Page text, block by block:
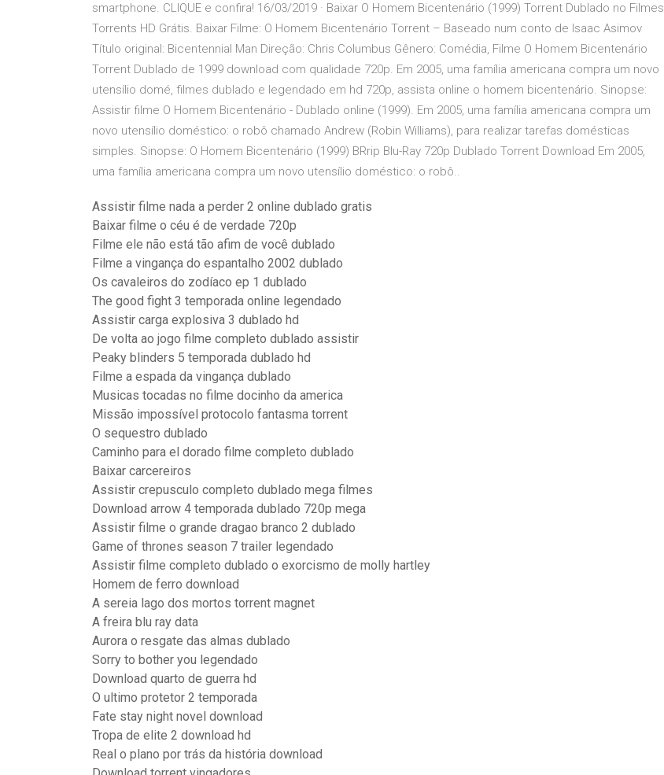
smartphone. CLIQUE e confira! 16/03/2019 · Baixar O Homem Bicentenário (1999) Torrent Dublado no Filmes
Torrents HD Grátis. Baixar Filme: O Homem Bicentenário Torrent – Baseado num conto de Isaac Asimov
Título original: Bicentennial Man Direção: Chris Columbus Gênero: Comédia, Filme O Homem Bicentenário
Torrent Dublado de 1999 download com qualidade 720p. Em 2005, uma família americana compra um novo
utensílio domé, filmes dublado e legendado em hd 720p, assista online o homem bicentenário. Sinopse:
Assistir filme O Homem Bicentenário - Dublado online (1999). Em 2005, uma família americana compra um
novo utensílio doméstico: o robô chamado Andrew (Robin Williams), para realizar tarefas domésticas
simples. Sinopse: O Homem Bicentenário (1999) BRrip Blu-Ray 720p Dublado Torrent Download Em 2005,
uma família americana compra um novo utensílio doméstico: o robô..
Assistir filme nada a perder 2 online dublado gratis
Baixar filme o céu é de verdade 720p
Filme ele não está tão afim de você dublado
Filme a vingança do espantalho 2002 dublado
Os cavaleiros do zodíaco ep 1 dublado
The good fight 3 temporada online legendado
Assistir carga explosiva 3 dublado hd
De volta ao jogo filme completo dublado assistir
Peaky blinders 5 temporada dublado hd
Filme a espada da vingança dublado
Musicas tocadas no filme docinho da america
Missão impossível protocolo fantasma torrent
O sequestro dublado
Caminho para el dorado filme completo dublado
Baixar carcereiros
Assistir crepusculo completo dublado mega filmes
Download arrow 4 temporada dublado 720p mega
Assistir filme o grande dragao branco 2 dublado
Game of thrones season 7 trailer legendado
Assistir filme completo dublado o exorcismo de molly hartley
Homem de ferro download
A sereia lago dos mortos torrent magnet
A freira blu ray data
Aurora o resgate das almas dublado
Sorry to bother you legendado
Download quarto de guerra hd
O ultimo protetor 2 temporada
Fate stay night novel download
Tropa de elite 2 download hd
Real o plano por trás da história download